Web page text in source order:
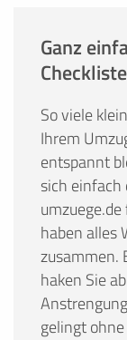
Ganz
So viele
Ihrem
entspannt
sich einfach
haben alles
zusammen.
haken Sie
gelingt